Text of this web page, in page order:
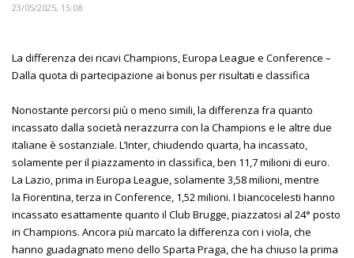
23/05/2025, 15:08
La differenza dei ricavi Champions, Europa League e Conference –
Dalla quota di partecipazione ai bonus per risultati e classifica
Nonostante percorsi più o meno simili, la differenza fra quanto
incassato dalla società nerazzurra con la Champions e le altre due
italiane è sostanziale. L’Inter, chiudendo quarta, ha incassato,
solamente per il piazzamento in classifica, ben 11,7 milioni di euro.
La Lazio, prima in Europa League, solamente 3,58 milioni, mentre
la Fiorentina, terza in Conference, 1,52 milioni. I biancocelesti hanno
incassato esattamente quanto il Club Brugge, piazzatosi al 24° posto
in Champions. Ancora più marcato la differenza con i viola, che
hanno guadagnato meno dello Sparta Praga, che ha chiuso la prima